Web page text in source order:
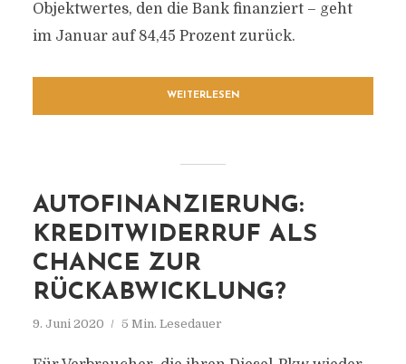
Objektwertes, den die Bank finanziert – geht
im Januar auf 84,45 Prozent zurück.
WEITERLESEN
AUTOFINANZIERUNG:
KREDITWIDERRUF ALS
CHANCE ZUR
RÜCKABWICKLUNG?
9. Juni 2020 5 Min. Lesedauer